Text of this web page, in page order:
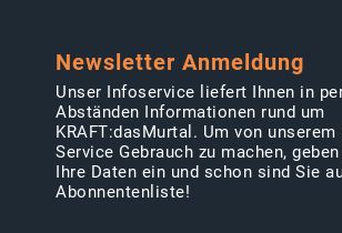
Newsletter Anmeldung
Unser Infoservice liefert Ihnen in
Abständen Informationen rund um
KRAFT:dasMurtal. Um von
Service Gebrauch zu machen,
Ihre Daten ein und schon sind Sie
Abonnentenliste!